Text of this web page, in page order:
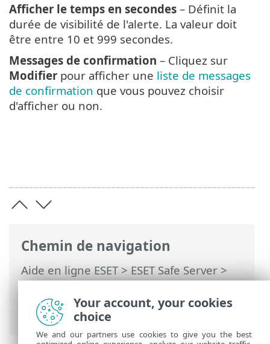
Chemin de navigation
Aide en ligne ESET>ESET Safe Server>
Utilisation d'ESET Safe Server>
Configuration avancée> Notifications>
Alertes interactives
Afficher le temps en secondes – Définit la
durée de visibilité de l'alerte. La valeur doit
être entre 10 et 999 secondes.
Messages de confirmation – Cliquez sur
Modifier pour afficher une liste de messages
de confirmation que vous pouvez choisir
d'afficher ou non.
Your account, your cookies
choice
We and our partners use cookies to give you the best